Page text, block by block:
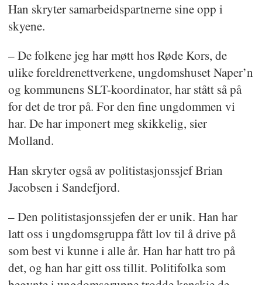
Han skryter samarbeidspartnerne sine opp i
skyene.
– De folkene jeg har møtt hos Røde Kors, de
ulike foreldrenettverkene, ungdomshuset Naper’n
og kommunens SLT-koordinator, har stått så på
for det de tror på. For den fine ungdommen vi
har. De har imponert meg skikkelig, sier
Molland.
Han skryter også av politistasjonssjef Brian
Jacobsen i Sandefjord.
– Den politistasjonssjefen der er unik. Han har
latt oss i ungdomsgruppa fått lov til å drive på
som best vi kunne i alle år. Han har hatt tro på
det, og han har gitt oss tillit. Politifolka som